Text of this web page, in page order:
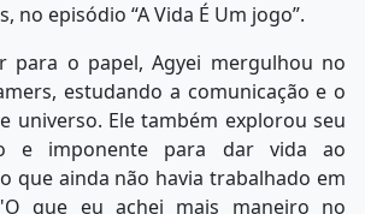
no episódio “A Vida É Um jogo”.
para o papel, Agyei mergulhou no
estudando a comunicação e o
universo. Ele também explorou seu
e imponente para dar vida ao
que ainda não havia trabalhado em
que eu achei mais maneiro no